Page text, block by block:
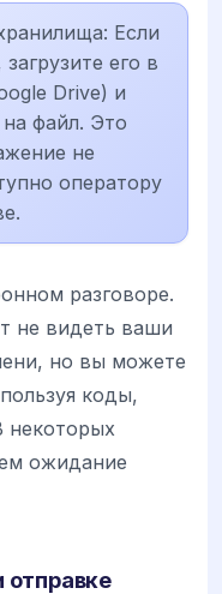
Если
его в
Drive) и
файл. Это
не
оператору
разговоре.
не видеть ваши
но вы можете
коды,
некоторых
ожидание
отправке